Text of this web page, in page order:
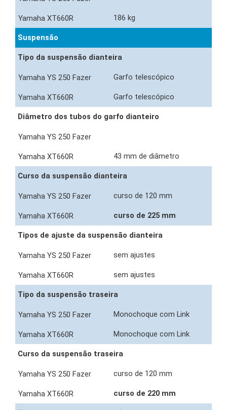
186 kg
Suspensão
Tipo da suspensão dianteira
Garfo telescópico
Garfo telescópico
Diâmetro dos tubos do garfo dianteiro
43 mm de diâmetro
Curso da suspensão dianteira
curso de 120 mm
curso de 225 mm
Tipos de ajuste da suspensão dianteira
sem ajustes
sem ajustes
Tipo da suspensão traseira
Monochoque com Link
Monochoque com Link
Curso da suspensão traseira
curso de 120 mm
curso de 220 mm